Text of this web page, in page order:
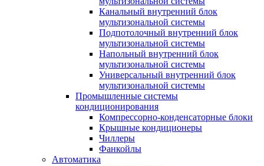
Канальный внутренний блок
мультизональной системы
Подпотолочный внутренний блок
мультизональной системы
Напольный внутренний блок
мультизональной системы
Универсальный внутренний блок
мультизональной системы
Промышленные системы
кондиционирования
Компрессорно-конденсаторные блоки
Крышные кондиционеры
Чиллеры
Фанкойлы
Автоматика